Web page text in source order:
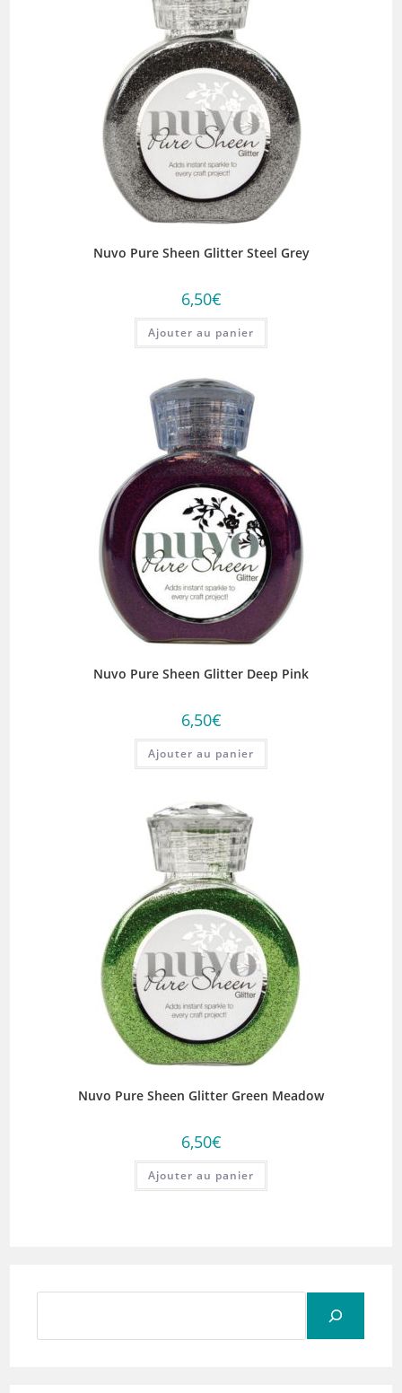
Nuvo Pure Sheen Glitter Steel Grey
6,50€
Ajouter au panier
Nuvo Pure Sheen Glitter Deep Pink
6,50€
Ajouter au panier
Nuvo Pure Sheen Glitter Green Meadow
6,50€
Ajouter au panier